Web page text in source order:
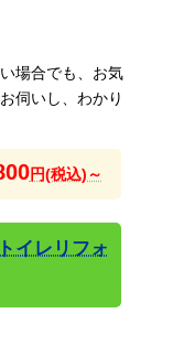
場合でも、お気
伺いし、わかり
円(税込)～
イレリフォ